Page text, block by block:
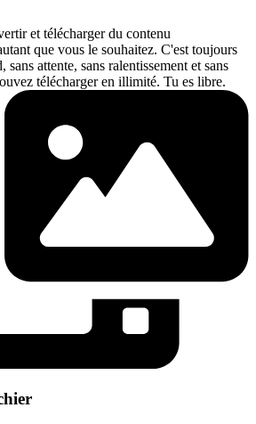
et télécharger du contenu
que vous le souhaitez. C'est toujours
sans attente, sans ralentissement et sans
télécharger en illimité. Tu es libre.